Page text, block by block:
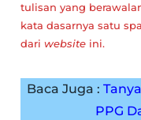
tulisan yang
kata dasarnya satu
dari website ini.
Baca Juga :
PPG